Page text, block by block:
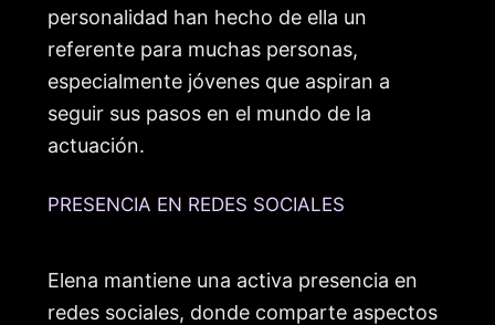
personalidad han hecho de ella un
referente para muchas personas,
especialmente jóvenes que aspiran a
seguir sus pasos en el mundo de la
actuación.
PRESENCIA EN REDES SOCIALES
Elena mantiene una activa presencia en
redes sociales, donde comparte aspectos